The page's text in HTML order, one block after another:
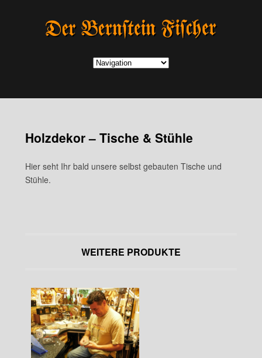
Holzdekor – Tische & Stühle
Hier seht Ihr bald unsere selbst gebauten Tische und
Stühle.
WEITERE PRODUKTE